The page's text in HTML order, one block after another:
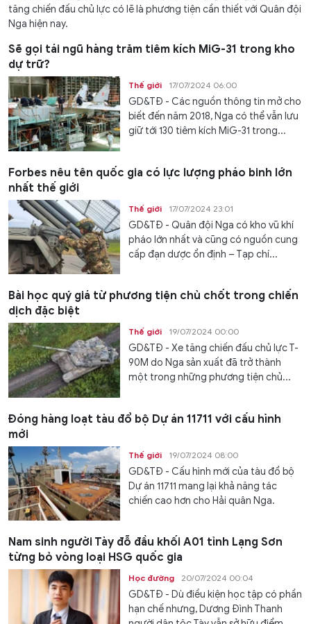
tăng chiến đấu chủ lực có lẽ là phương tiện cần thiết với Quân đội
Nga hiện nay.
Sẽ gọi tái ngũ hàng trăm tiêm kích MiG-31 trong kho
dự trữ?
Thế giới 17/07/2024 06:00
GD&TĐ - Các nguồn thông tin mở cho
biết đến năm 2018, Nga có thể vẫn lưu
giữ tới 130 tiêm kích MiG-31 trong...
Forbes nêu tên quốc gia có lực lượng pháo binh lớn
nhất thế giới
Thế giới 17/07/2024 23:01
GD&TĐ - Quân đội Nga có kho vũ khí
pháo lớn nhất và cũng có nguồn cung
cấp đạn dược ổn định – Tạp chí...
Bài học quý giá từ phương tiện chủ chốt trong chiến
dịch đặc biệt
Thế giới 19/07/2024 00:00
GD&TĐ - Xe tăng chiến đấu chủ lực T-
90M do Nga sản xuất đã trở thành
một trong những phương tiện chủ...
Đóng hàng loạt tàu đổ bộ Dự án 11711 với cấu hình
mới
Thế giới 19/07/2024 08:00
GD&TĐ - Cấu hình mới của tàu đổ bộ
Dự án 11711 mang lại khả năng tác
chiến cao hơn cho Hải quân Nga.
Nam sinh người Tày đỗ đầu khối A01 tỉnh Lạng Sơn
từng bỏ vòng loại HSG quốc gia
Học đường 20/07/2024 00:04
GD&TĐ - Dù điều kiện học tập có phần
hạn chế nhưng, Dương Đình Thanh